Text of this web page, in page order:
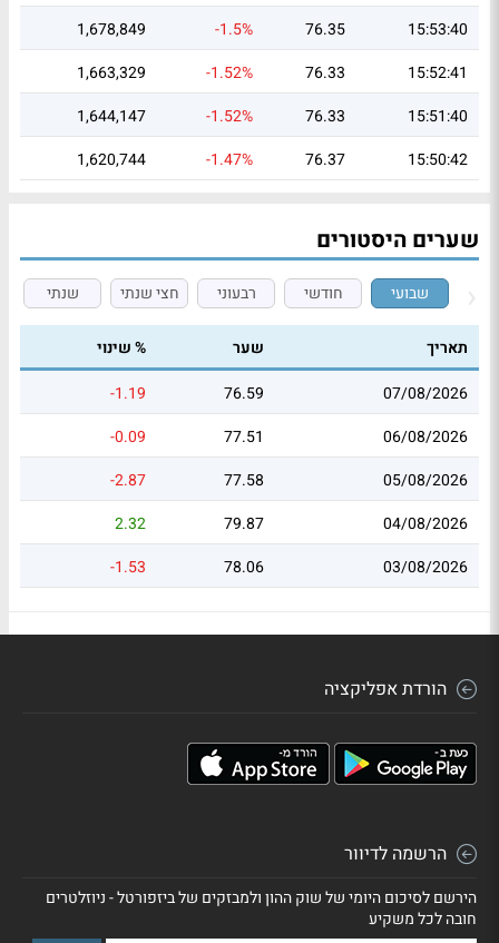
15:53:40
76.35
-1.5%
1,678,849
15:52:41
76.33
-1.52%
1,663,329
15:51:40
76.33
-1.52%
1,644,147
15:50:42
76.37
-1.47%
1,620,744
שערים היסטורים
שבועי חודשי רבעוני חצי שנתי שנתי
תאריך שער
% שינוי
07/08/2026
76.59
-1.19
06/08/2026
77.51
-0.09
05/08/2026
77.58
-2.87
04/08/2026
79.87
2.32
03/08/2026
78.06
-1.53
הורדת אפליקציה
הרשמה לדיוור
הירשם לסיכום היומי של שוק ההון ולמבזקים של ביזפורטל - ניוזלטרים
חובה לכל משקיע